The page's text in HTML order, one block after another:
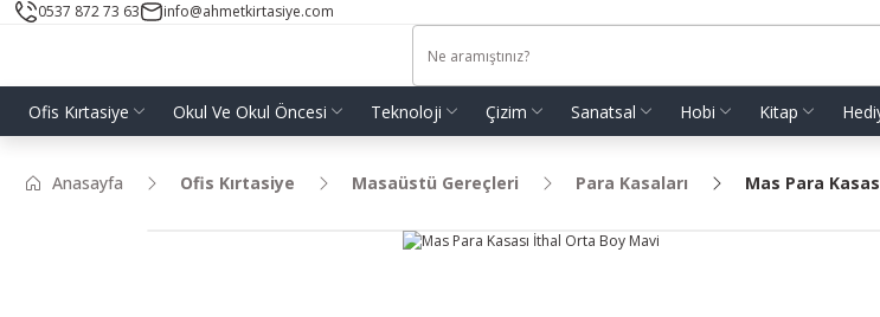
0537 872 73 63 info@ahmetkirtasiye.com
Ofis Kırtasiye Okul Ve Okul Öncesi Teknoloji Çizim Sanatsal Hobi Kitap
Anasayfa Ofis Kırtasiye Masaüstü Gereçleri Para Kasaları Mas Para